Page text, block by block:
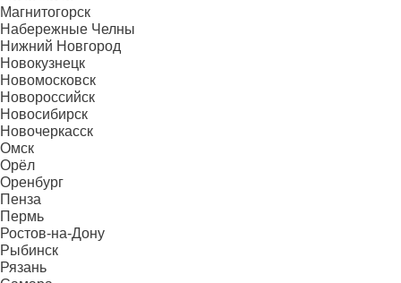
Магнитогорск
Набережные Челны
Нижний Новгород
Новокузнецк
Новомосковск
Новороссийск
Новосибирск
Новочеркасск
Омск
Орёл
Оренбург
Пенза
Пермь
Ростов-на-Дону
Рыбинск
Рязань